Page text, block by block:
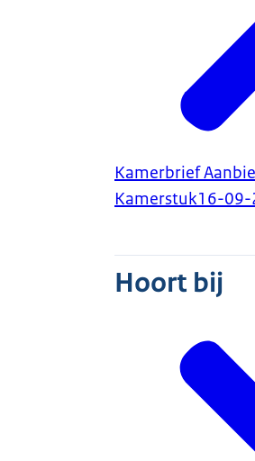
Kamerbrief
Kamerstuk16-09-
Hoort bij